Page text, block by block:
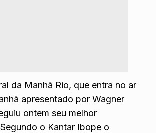
da Manhã Rio, que entra no ar
apresentado por Wagner
ontem seu melhor
o Kantar Ibope o